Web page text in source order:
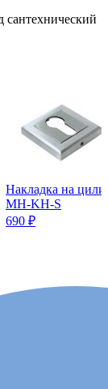
сантехнический
Накладка на
MH-KH-S
690 ₽